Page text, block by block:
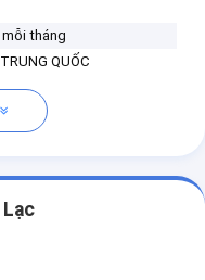
mỗi tháng
QUỐC